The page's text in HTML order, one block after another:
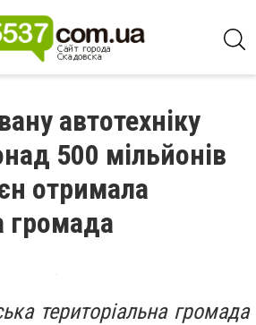
автотехніку
500 мільйонів
отримала
громада
територіальна громада